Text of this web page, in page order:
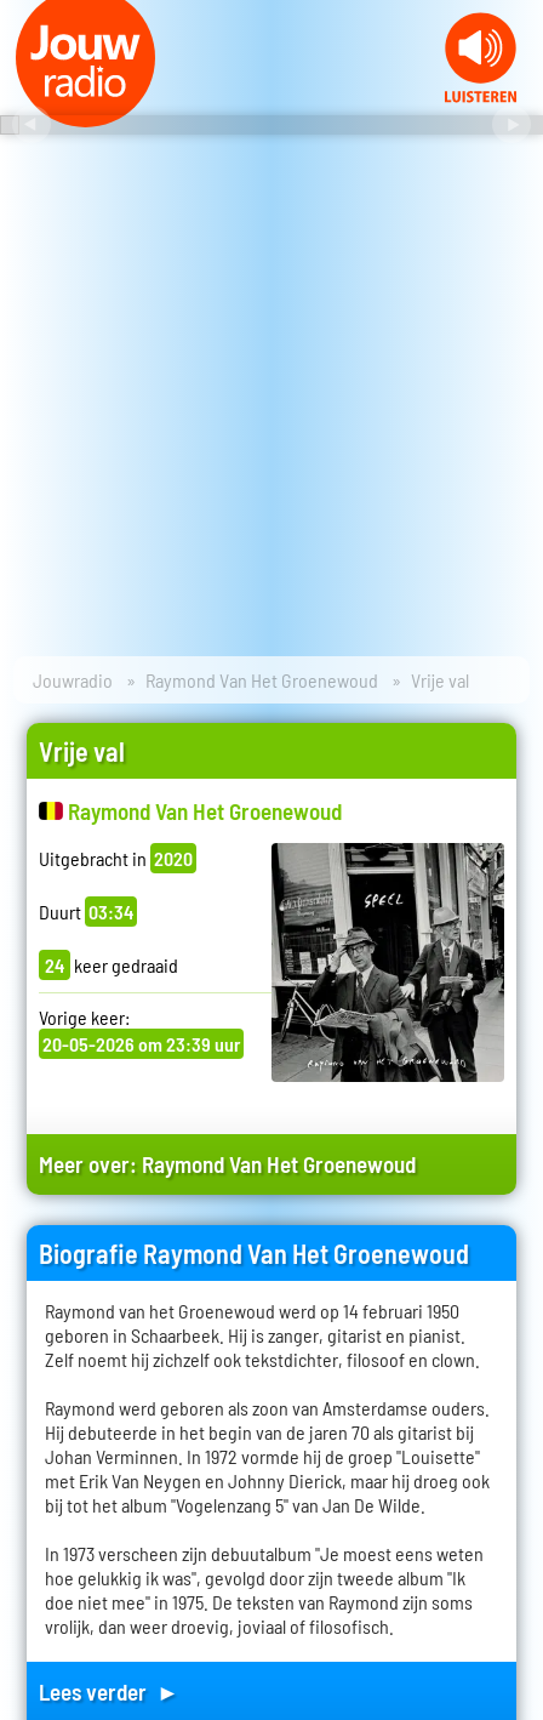
Jouwradio Raymond Van Het Groenewoud Vrije val
Vrije val
Raymond Van Het Groenewoud
Uitgebracht in 2020
Duurt 03:34
24 keer gedraaid
Vorige keer:
20-05-2026 om 23:39 uur
Meer over: Raymond Van Het Groenewoud
Biografie Raymond Van Het Groenewoud
Raymond van het Groenewoud werd op 14 februari 1950
geboren in Schaarbeek. Hij is zanger, gitarist en pianist.
Zelf noemt hij zichzelf ook tekstdichter, filosoof en clown.
Raymond werd geboren als zoon van Amsterdamse ouders.
Hij debuteerde in het begin van de jaren 70 als gitarist bij
Johan Verminnen. In 1972 vormde hij de groep "Louisette"
met Erik Van Neygen en Johnny Dierick, maar hij droeg ook
bij tot het album "Vogelenzang 5" van Jan De Wilde.
In 1973 verscheen zijn debuutalbum "Je moest eens weten
hoe gelukkig ik was", gevolgd door zijn tweede album "Ik
doe niet mee" in 1975. De teksten van Raymond zijn soms
vrolijk, dan weer droevig, joviaal of filosofisch.
Lees verder ►